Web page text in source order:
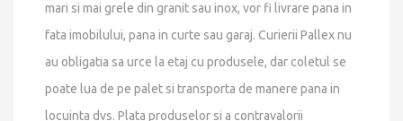
mari si mai grele din granit sau inox, vor fi livrare pana in
fata imobilului, pana in curte sau garaj. Curierii Pallex nu
au obligatia sa urce la etaj cu produsele, dar coletul se
poate lua de pe palet si transporta de manere pana in
locuinta dvs. Plata produselor si a contravalorii